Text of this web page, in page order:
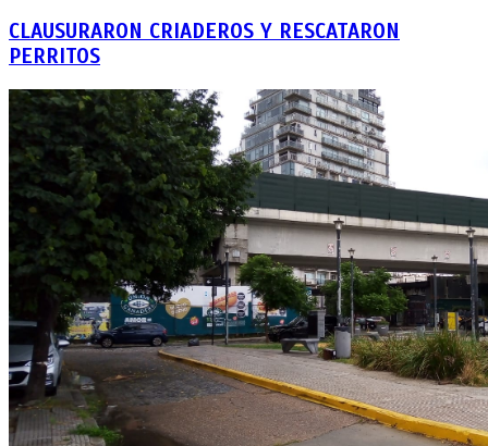
CLAUSURARON CRIADEROS Y RESCATARON
PERRITOS